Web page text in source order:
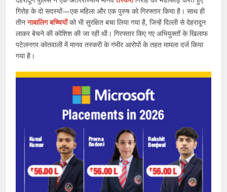
गिरोह के दो सदस्यों—एक महिला और एक पुरुष को गिरफ्तार किया है। साथ ही
तीननाबालिग बच्चियोंको भी सुरक्षित बचा लिया गया है, जिन्हें दिल्ली से देहरादून
लाकर बेचने की कोशिश की जा रही थी। गिरफ्तार किए गए अभियुक्तों के खिलाफ
पटेलनगर कोतवाली में मानव तस्करी के गंभीर आरोपों के तहत मामला दर्ज किया
गया है।